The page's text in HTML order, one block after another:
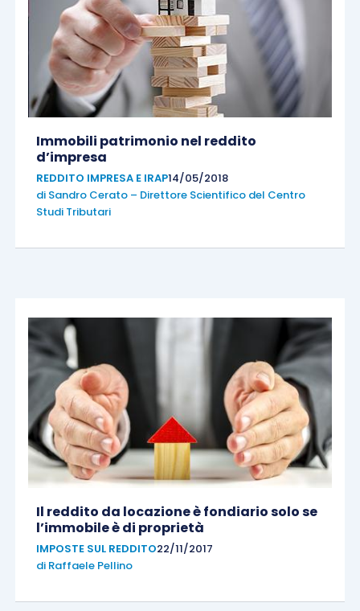
Immobili patrimonio nel reddito
d’impresa
REDDITO IMPRESA E IRAP14/05/2018
di Sandro Cerato – Direttore Scientifico del Centro
Studi Tributari
Il reddito da locazione è fondiario solo se
l’immobile è di proprietà
IMPOSTE SUL REDDITO22/11/2017
di Raffaele Pellino